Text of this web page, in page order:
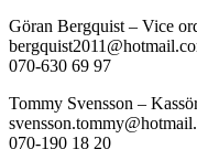
Göran Bergquist – Vice
070-630 69 97
Tommy Svensson –
070-190 18 20